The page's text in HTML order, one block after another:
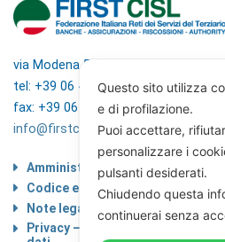
via Modena 5, 00184 Roma
tel: +39 06 4746351
fax: +39 06 4746136
info@firstcisl.it
Amministrazione trasparente
Codice etico
Note legali
Privacy – Informativa sul
Questo sito utilizza
e di profilazione.
Puoi accettare,
personalizzare i
pulsanti desiderati.
Chiudendo questa
continuerai senza